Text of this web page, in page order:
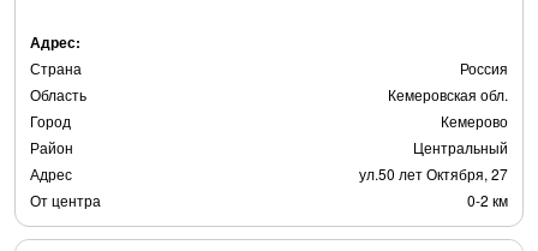
Адрес:
Страна
Россия
Область
Кемеровская обл.
Город
Кемерово
Район
Центральный
Адрес
ул.50 лет Октября, 27
От центра
0-2 км